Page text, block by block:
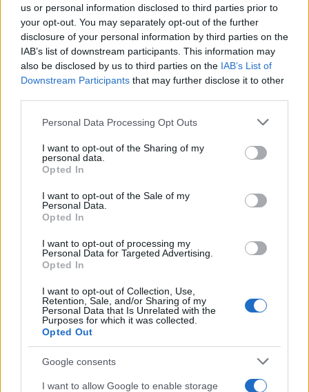
us or personal information disclosed to third parties prior to
your opt-out. You may separately opt-out of the further
disclosure of your personal information by third parties on the
IAB’s list of downstream participants. This information may
also be disclosed by us to third parties on the IAB’s List of
Downstream Participants that may further disclose it to other
Please note that this website/app uses one or more Google
not limited to your visit or usage behaviour. You may click to
grant or deny consent to Google and its third-party tags to
use your data for below specified purposes in below Google
consent section.
Personal Data Processing Opt Outs
I want to opt-out of the Sharing of my
personal data.
Opted In
I want to opt-out of the Sale of my
Personal Data.
Opted In
I want to opt-out of processing my
Personal Data for Targeted Advertising.
Opted In
I want to opt-out of Collection, Use,
Retention, Sale, and/or Sharing of my
Personal Data that Is Unrelated with the
Purposes for which it was collected.
Opted Out
Google consents
I want to allow Google to enable storage
Vuoi rimuovere le pubblicità nazionali?
Puoi abbonarti asoli € 1,10 al mese
cliccandoqui
Sei già abbonato?